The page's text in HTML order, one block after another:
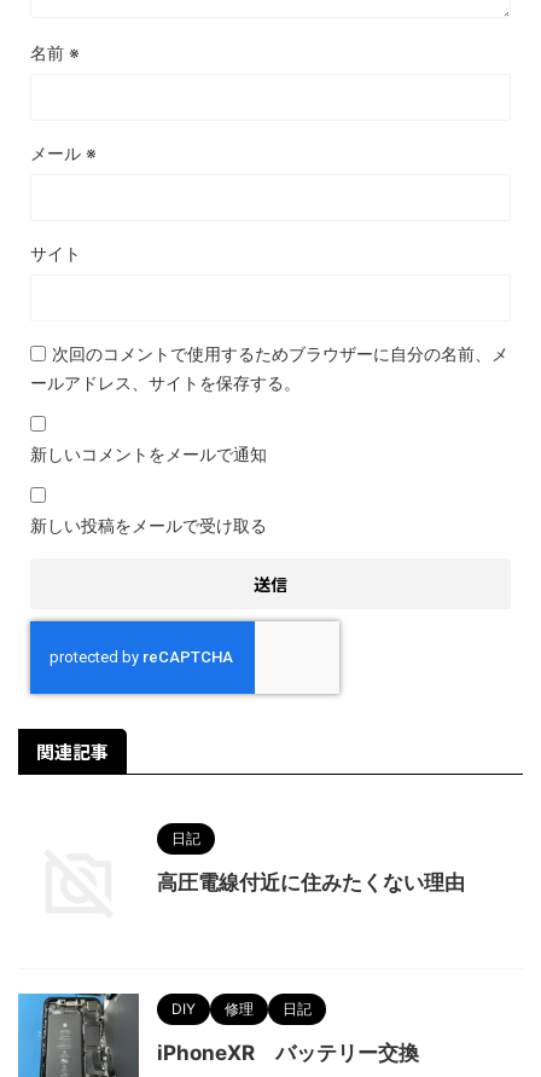
名前 ※
メール ※
サイト
次回のコメントで使用するためブラウザーに自分の名前、メ
ールアドレス、サイトを保存する。
新しいコメントをメールで通知
新しい投稿をメールで受け取る
関連記事
日記
高圧電線付近に住みたくない理由
DIY 修理 日記
iPhoneXR バッテリー交換